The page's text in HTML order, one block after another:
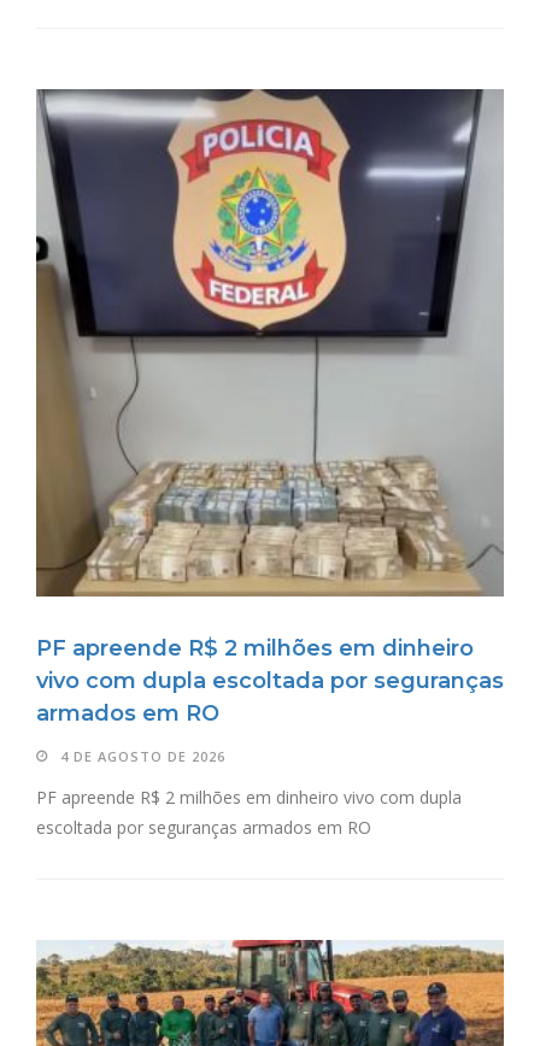
PF apreende R$ 2 milhões em dinheiro
vivo com dupla escoltada por seguranças
armados em RO
4 DE AGOSTO DE 2026
PF apreende R$ 2 milhões em dinheiro vivo com dupla
escoltada por seguranças armados em RO